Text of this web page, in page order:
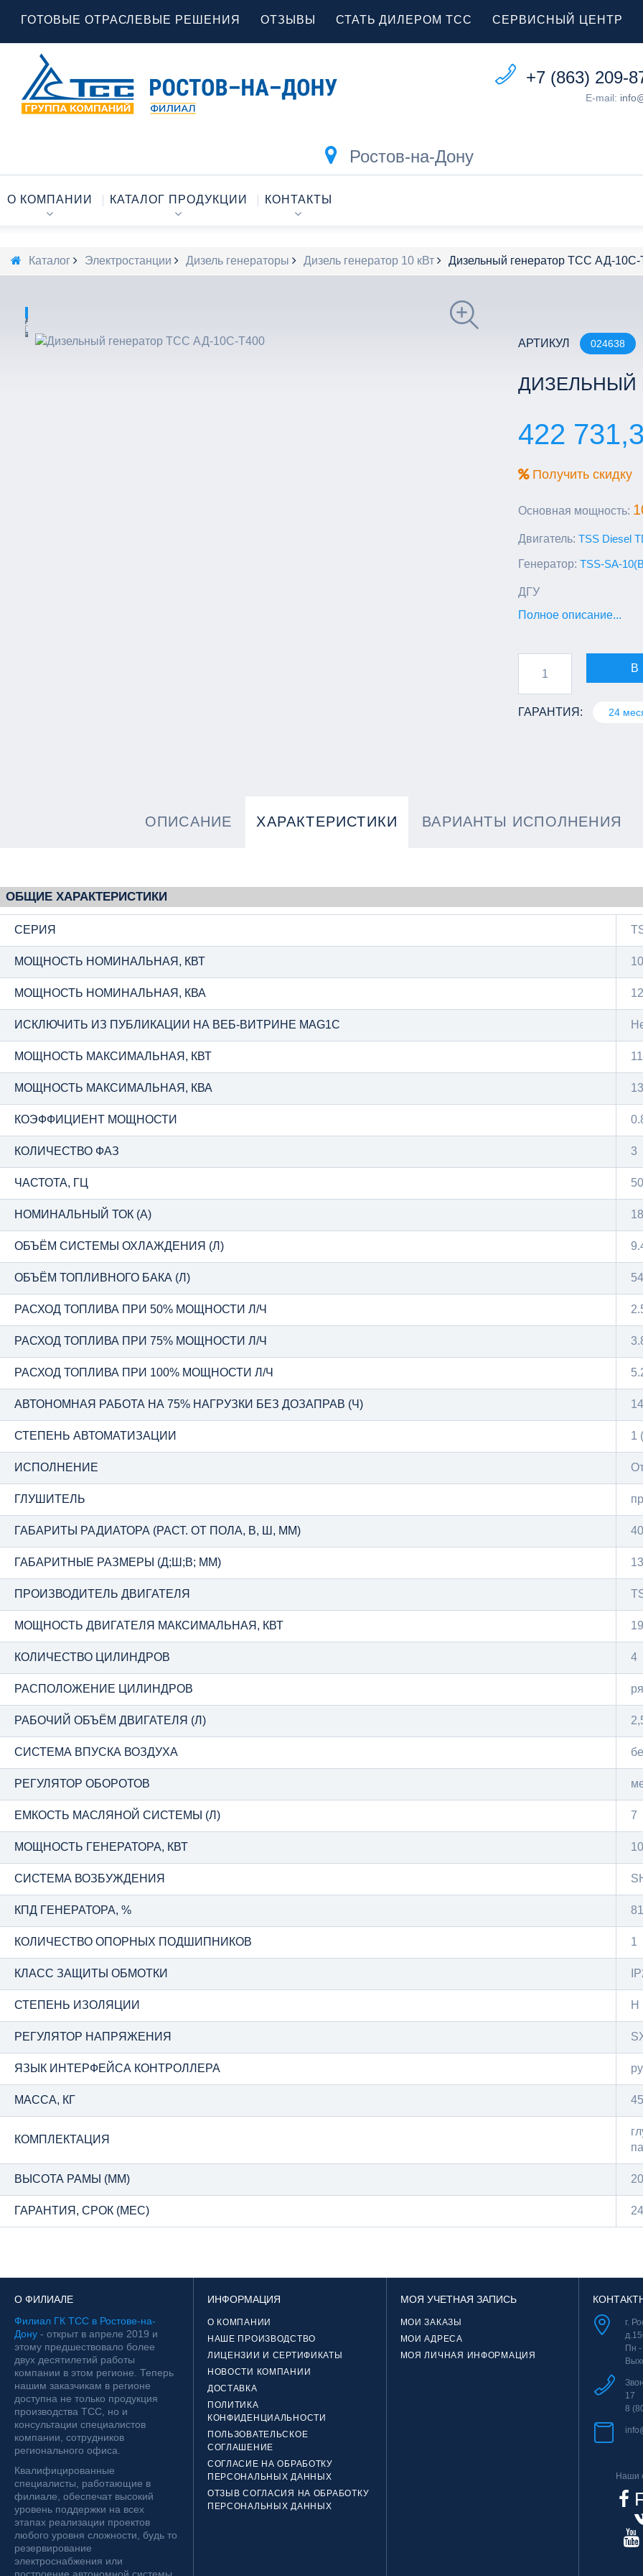
ГОТОВЫЕ ОТРАСЛЕВЫЕ РЕШЕНИЯ ОТЗЫВЫ СТАТЬ ДИЛЕРОМ ТСС СЕРВИСНЫЙ ЦЕНТР
+7 (863) 209-
E-mail:
Ростов-на-Дону
О КОМПАНИИ КАТАЛОГ ПРОДУКЦИИ КОНТАКТЫ
Каталог Электростанции Дизель генераторы Дизель генератор 10 кВт Дизельный генератор ТСС АД-10С-
АРТИКУЛ 024638
ДИЗЕЛЬНЫЙ
422
Получить скидку
Основная мощность:
Двигатель: TSS Diesel
Генератор: TSS-SA-
ДГУ
Полное описание...
В
ГАРАНТИЯ: 24
ОПИСАНИЕ ХАРАКТЕРИСТИКИ ВАРИАНТЫ ИСПОЛНЕНИЯ
ОБЩИЕ ХАРАКТЕРИСТИКИ
СЕРИЯ
МОЩНОСТЬ НОМИНАЛЬНАЯ, КВТ 10
МОЩНОСТЬ НОМИНАЛЬНАЯ, КВА
ИСКЛЮЧИТЬ ИЗ ПУБЛИКАЦИИ НА ВЕБ-ВИТРИНЕ MAG1C
МОЩНОСТЬ МАКСИМАЛЬНАЯ, КВТ 11
МОЩНОСТЬ МАКСИМАЛЬНАЯ, КВА
КОЭФФИЦИЕНТ МОЩНОСТИ
КОЛИЧЕСТВО ФАЗ 3
ЧАСТОТА, ГЦ 50
НОМИНАЛЬНЫЙ ТОК (А) 18
ОБЪЁМ СИСТЕМЫ ОХЛАЖДЕНИЯ (Л)
ОБЪЁМ ТОПЛИВНОГО БАКА (Л) 54
РАСХОД ТОПЛИВА ПРИ 50% МОЩНОСТИ Л/Ч
РАСХОД ТОПЛИВА ПРИ 75% МОЩНОСТИ Л/Ч
РАСХОД ТОПЛИВА ПРИ 100% МОЩНОСТИ Л/Ч
АВТОНОМНАЯ РАБОТА НА 75% НАГРУЗКИ БЕЗ ДОЗАПРАВ (Ч)
СТЕПЕНЬ АВТОМАТИЗАЦИИ 1
ИСПОЛНЕНИЕ
ГЛУШИТЕЛЬ
ГАБАРИТЫ РАДИАТОРА (РАСТ. ОТ ПОЛА, В, Ш, ММ)
ГАБАРИТНЫЕ РАЗМЕРЫ (Д;Ш;В; ММ)
ПРОИЗВОДИТЕЛЬ ДВИГАТЕЛЯ
МОЩНОСТЬ ДВИГАТЕЛЯ МАКСИМАЛЬНАЯ, КВТ
КОЛИЧЕСТВО ЦИЛИНДРОВ 4
РАСПОЛОЖЕНИЕ ЦИЛИНДРОВ
РАБОЧИЙ ОБЪЁМ ДВИГАТЕЛЯ (Л)
СИСТЕМА ВПУСКА ВОЗДУХА
РЕГУЛЯТОР ОБОРОТОВ
ЕМКОСТЬ МАСЛЯНОЙ СИСТЕМЫ (Л) 7
МОЩНОСТЬ ГЕНЕРАТОРА, КВТ 10
СИСТЕМА ВОЗБУЖДЕНИЯ
КПД ГЕНЕРАТОРА, %
КОЛИЧЕСТВО ОПОРНЫХ ПОДШИПНИКОВ 1
КЛАСС ЗАЩИТЫ ОБМОТКИ
СТЕПЕНЬ ИЗОЛЯЦИИ Н
РЕГУЛЯТОР НАПРЯЖЕНИЯ
ЯЗЫК ИНТЕРФЕЙСА КОНТРОЛЛЕРА
МАССА, КГ
КОМПЛЕКТАЦИЯ
ВЫСОТА РАМЫ (ММ)
ГАРАНТИЯ, СРОК (МЕС)
О ФИЛИАЛЕ
Филиал ГК ТСС в Ростове-на-
Дону - открыт в апреле 2019 и
этому предшествовало более
двух десятилетий работы
компании в этом регионе. Теперь
нашим заказчикам в регионе
доступна не только продукция
производства ТСС, но и
консультации специалистов
компании, сотрудников
регионального офиса.
Квалифицированные
специалисты, работающие в
филиале, обеспечат высокий
уровень поддержки на всех
этапах реализации проектов
любого уровня сложности, будь то
резервирование
электроснабжения или
ИНФОРМАЦИЯ
О КОМПАНИИ
НАШЕ ПРОИЗВОДСТВО
ЛИЦЕНЗИИ И СЕРТИФИКАТЫ
НОВОСТИ КОМПАНИИ
ДОСТАВКА
ПОЛИТИКА
КОНФИДЕНЦИАЛЬНОСТИ
ПОЛЬЗОВАТЕЛЬСКОЕ
СОГЛАШЕНИЕ
СОГЛАСИЕ НА ОБРАБОТКУ
ПЕРСОНАЛЬНЫХ ДАННЫХ
ОТЗЫВ СОГЛАСИЯ НА ОБРАБОТКУ
ПЕРСОНАЛЬНЫХ ДАННЫХ
МОЯ УЧЕТНАЯ ЗАПИСЬ
МОИ ЗАКАЗЫ
МОИ АДРЕСА
МОЯ ЛИЧНАЯ ИНФОРМАЦИЯ
г.
Пн
17
8
Наши